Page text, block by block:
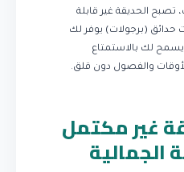
تصبح الحديقة غير قابلة
حدائق (برجولات) يوفر لك
يسمح لك بالاستمتاع
والفصول دون قلق.
غير مكتمل
الجمالية